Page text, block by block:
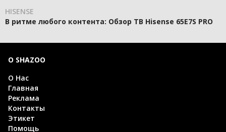
HISENSE
В ритме любого контента: Обзор ТВ Hisense 65E7S PRO
О SHAZOO
О Нас
Главная
Реклама
Контакты
Этикет
Помощь